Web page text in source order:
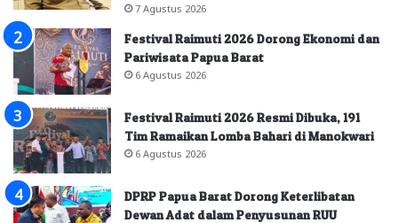
7 Agustus 2026
Festival Raimuti 2026 Dorong Ekonomi dan
Pariwisata Papua Barat
6 Agustus 2026
Festival Raimuti 2026 Resmi Dibuka, 191
Tim Ramaikan Lomba Bahari di Manokwari
6 Agustus 2026
DPRP Papua Barat Dorong Keterlibatan
Dewan Adat dalam Penyusunan RUU